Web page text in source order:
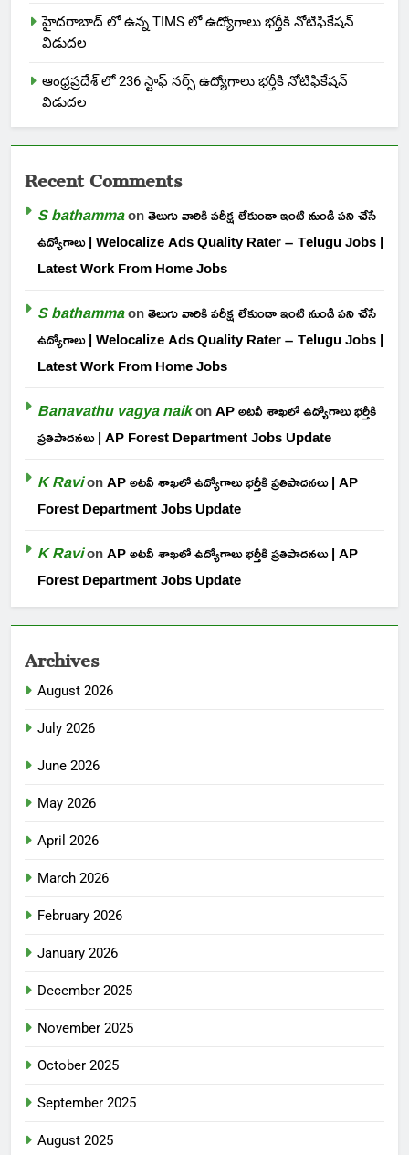
హైదరాబాద్ లో ఉన్న TIMS లో ఉద్యోగాలు భర్తీకి నోటిఫికేషన్
విడుదల
ఆంధ్రప్రదేశ్ లో 236 స్టాఫ్ నర్స్ ఉద్యోగాలు భర్తీకి నోటిఫికేషన్
విడుదల
Recent Comments
S bathammaonతెలుగు వారికి పరీక్ష లేకుండా ఇంటి నుండి పని చేసే
ఉద్యోగాలు | Welocalize Ads Quality Rater – Telugu Jobs |
Latest Work From Home Jobs
S bathammaonతెలుగు వారికి పరీక్ష లేకుండా ఇంటి నుండి పని చేసే
ఉద్యోగాలు | Welocalize Ads Quality Rater – Telugu Jobs |
Latest Work From Home Jobs
Banavathu vagya naikonAP అటవీ శాఖలో ఉద్యోగాలు భర్తీకి
ప్రతిపాదనలు | AP Forest Department Jobs Update
K RavionAP అటవీ శాఖలో ఉద్యోగాలు భర్తీకి ప్రతిపాదనలు | AP
Forest Department Jobs Update
K RavionAP అటవీ శాఖలో ఉద్యోగాలు భర్తీకి ప్రతిపాదనలు | AP
Forest Department Jobs Update
Archives
August 2026
July 2026
June 2026
May 2026
April 2026
March 2026
February 2026
January 2026
December 2025
November 2025
October 2025
September 2025
August 2025